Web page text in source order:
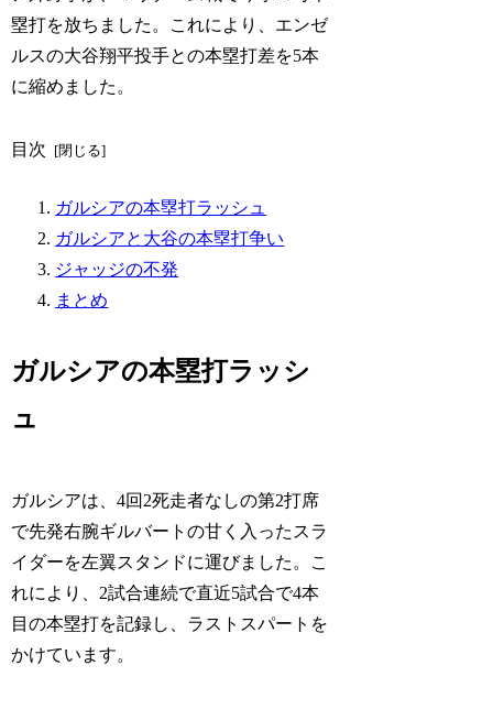
塁打を放ちました。これにより、エンゼ
ルスの大谷翔平投手との本塁打差を5本
に縮めました。
目次
ガルシアの本塁打ラッシュ
ガルシアと大谷の本塁打争い
ジャッジの不発
まとめ
ガルシアの本塁打ラッシ
ュ
ガルシアは、4回2死走者なしの第2打席
で先発右腕ギルバートの甘く入ったスラ
イダーを左翼スタンドに運びました。こ
れにより、2試合連続で直近5試合で4本
目の本塁打を記録し、ラストスパートを
かけています。